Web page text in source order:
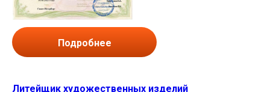
Подробнее
Литейщик художественных изделий